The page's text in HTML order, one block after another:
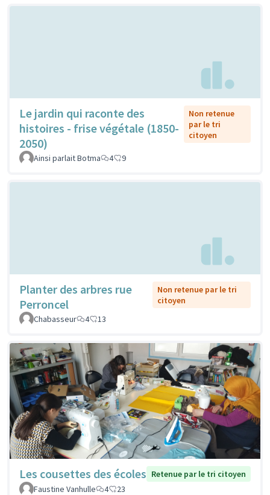
Le jardin qui raconte des
histoires - frise végétale (1850-
2050)
Non retenue
par le tri
citoyen
Ainsi parlait Botma 4 9
Planter des arbres rue
Perroncel
Non retenue par le tri
citoyen
Chabasseur
4 13
Les cousettes des écoles Retenue par le tri citoyen
Faustine Vanhulle
4 23